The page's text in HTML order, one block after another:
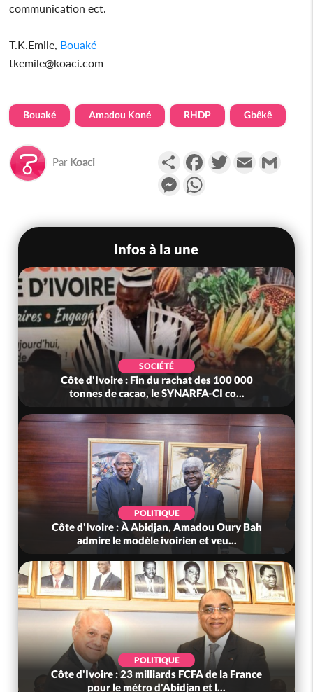
communication ect.
T.K.Emile, Bouaké
tkemile@koaci.com
Bouaké Amadou Koné RHDP Gbêkê
Par Koaci PartagerFacebookTwitterEmail
Messenger
Infos à la une
SOCIÉTÉ
Côte d'Ivoire : MIRAH, bras de fer autour de la
mutuelle, le SYNHA-CI saisi...
POLITIQUE
Côte d'Ivoire : Violences tragiques à Kossandji
(Mé) ayant fait 03 morts, A...
SOCIÉTÉ
Côte d'Ivoire : « On ne veut pas mourir chez
nous », crient des habitants d...